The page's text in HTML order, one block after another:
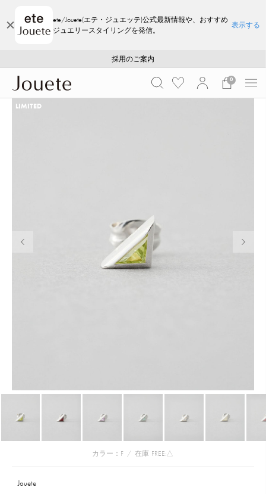
ete/Jouete(エテ・ジュエッテ)公式最新情報や、おすすめ
ジュエリースタイリングを発信。
表示する
採用のご案内
ご注文いただいたお品物のお届け状況について
夏季休業についてのご案内
WEB LIMITED ITEMS >>
採用のご案内
ご注文いただいたお品物のお届け状況について
0
カラー：F / 在庫 FREE:△
LIMITED
Jouete